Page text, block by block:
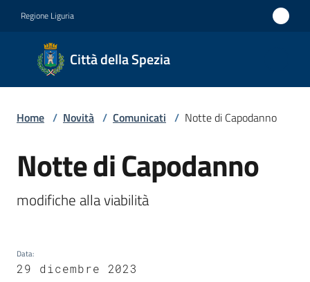
Regione Liguria
Città della Spezia
Città
della
Medaglia
d'oro al
Merito
Civile
al Valor
Home / Novità / Comunicati / Notte di Capodanno
Salta al contenuto
Notte di Capodanno
modifiche alla viabilità
Data:
29 dicembre 2023